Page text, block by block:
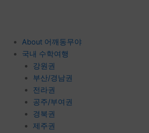
About 어깨동무야
국내 수학여행
강원권
부산/경남권
전라권
공주/부여권
경북권
제주권